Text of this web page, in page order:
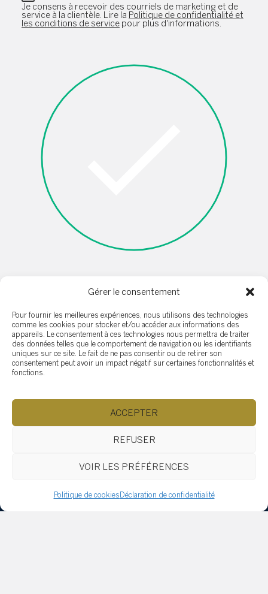
Gérer le consentement
Pour fournir les meilleures expériences, nous utilisons des technologies
comme les cookies pour stocker et/ou accéder aux informations des
appareils. Le consentement à ces technologies nous permettra de traiter
des données telles que le comportement de navigation ou les identifiants
uniques sur ce site. Le fait de ne pas consentir ou de retirer son
consentement peut avoir un impact négatif sur certaines fonctionnalités et
fonctions.
ACCEPTER
REFUSER
VOIR LES PRÉFÉRENCES
Politique de cookies Déclaration de confidentialité
Je consens à recevoir des courriels de marketing et de
service à la clientèle. Lire la Politique de confidentialité et
les conditions de service pour plus d'informations.
407 rue Principale, Saint-Sauveur QC J0R 1R4
Parcourir le contenu...
Pourquoi engager le Groupe Tardif ?